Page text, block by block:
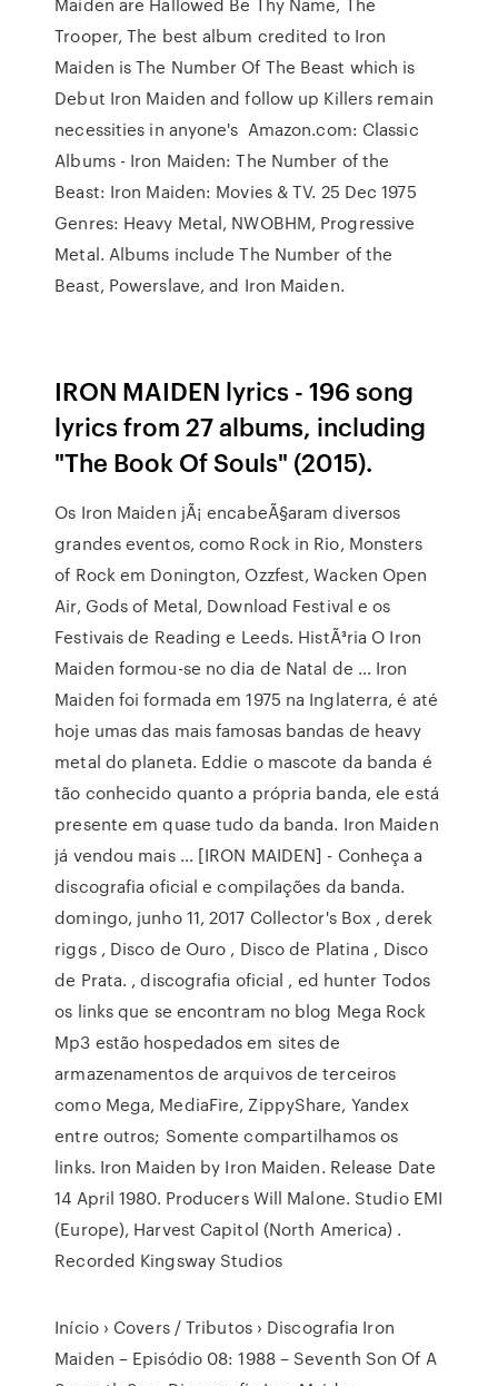
Trooper, The best album credited to Iron
Maiden is The Number Of The Beast which is
Debut Iron Maiden and follow up Killers remain
necessities in anyone's Amazon.com: Classic
Albums - Iron Maiden: The Number of the
Beast: Iron Maiden: Movies & TV. 25 Dec 1975
Genres: Heavy Metal, NWOBHM, Progressive
Metal. Albums include The Number of the
Beast, Powerslave, and Iron Maiden.
IRON MAIDEN lyrics - 196 song
lyrics from 27 albums, including
"The Book Of Souls" (2015).
Os Iron Maiden jÃ¡ encabeÃ§aram diversos
grandes eventos, como Rock in Rio, Monsters
of Rock em Donington, Ozzfest, Wacken Open
Air, Gods of Metal, Download Festival e os
Festivais de Reading e Leeds. HistÃ³ria O Iron
Maiden formou-se no dia de Natal de … Iron
Maiden foi formada em 1975 na Inglaterra, é até
hoje umas das mais famosas bandas de heavy
metal do planeta. Eddie o mascote da banda é
tão conhecido quanto a própria banda, ele está
presente em quase tudo da banda. Iron Maiden
já vendou mais … [IRON MAIDEN] - Conheça a
discografia oficial e compilações da banda.
domingo, junho 11, 2017 Collector's Box , derek
riggs , Disco de Ouro , Disco de Platina , Disco
de Prata. , discografia oficial , ed hunter Todos
os links que se encontram no blog Mega Rock
Mp3 estão hospedados em sites de
armazenamentos de arquivos de terceiros
como Mega, MediaFire, ZippyShare, Yandex
entre outros; Somente compartilhamos os
links. Iron Maiden by Iron Maiden. Release Date
14 April 1980. Producers Will Malone. Studio EMI
(Europe), Harvest Capitol (North America) .
Recorded Kingsway Studios
Início › Covers / Tributos › Discografia Iron
Maiden – Episódio 08: 1988 – Seventh Son Of A